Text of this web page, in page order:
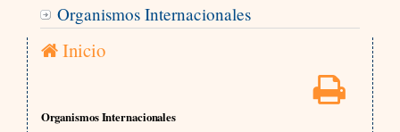
Organismos Internacionales
Inicio
Organismos Internacionales